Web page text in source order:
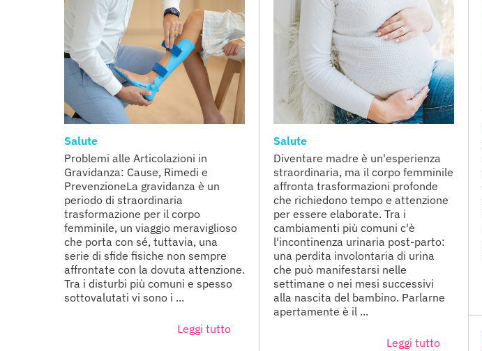
Salute
Problemi alle Articolazioni in
Gravidanza: Cause, Rimedi e
PrevenzioneLa gravidanza è un
periodo di straordinaria
trasformazione per il corpo
femminile, un viaggio meraviglioso
che porta con sé, tuttavia, una
serie di sfide fisiche non sempre
affrontate con la dovuta attenzione.
Tra i disturbi più comuni e spesso
sottovalutati vi sono i ...
Leggi tutto
Salute
Diventare madre è un'esperienza
straordinaria, ma il corpo femminile
affronta trasformazioni profonde
che richiedono tempo e attenzione
per essere elaborate. Tra i
cambiamenti più comuni c'è
l'incontinenza urinaria post-parto:
una perdita involontaria di urina
che può manifestarsi nelle
settimane o nei mesi successivi
alla nascita del bambino. Parlarne
apertamente è il ...
Leggi tutto